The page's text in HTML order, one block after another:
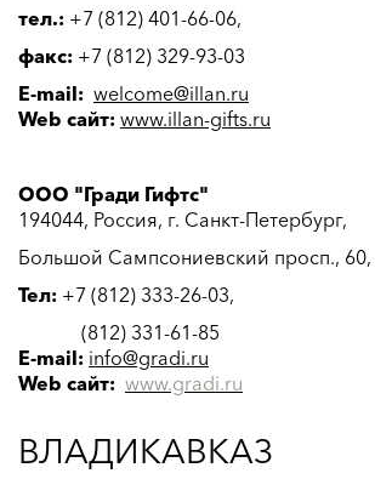
тел.: +7 (812) 401-66-06,
факс: +7 (812) 329-93-03
E-mail: welcome@illan.ru
Web сайт: www.illan-gifts.ru
ООО "Гради Гифтс"
194044, Россия, г. Санкт-Петербург,
Большой Сампсониевский просп.,
Тел: +7 (812) 333-26-03,
(812) 331-61-85
E-mail: info@gradi.ru
Web сайт: www.gradi.ru
ВЛАДИКАВКАЗ